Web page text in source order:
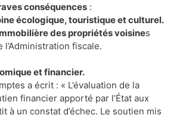
conséquences :
écologique, touristique et culturel.
des propriétés voisines
l’Administration fiscale.
et financier.
a écrit : « L’évaluation de la
financier apporté par l’État aux
à un constat d’échec. Le soutien mis